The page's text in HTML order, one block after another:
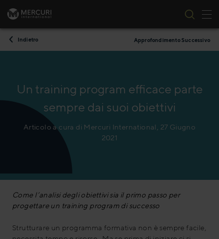
Vai al contenuto
Indietro Approfondimento Successivo
Un training program efficace parte
sempre dai suoi obiettivi
Articolo a cura di Mercuri International, 27 Giugno
2021
Come l’analisi degli obiettivi sia il primo passo per
progettare un training program di successo
Strutturare un programma formativa non è sempre facile,